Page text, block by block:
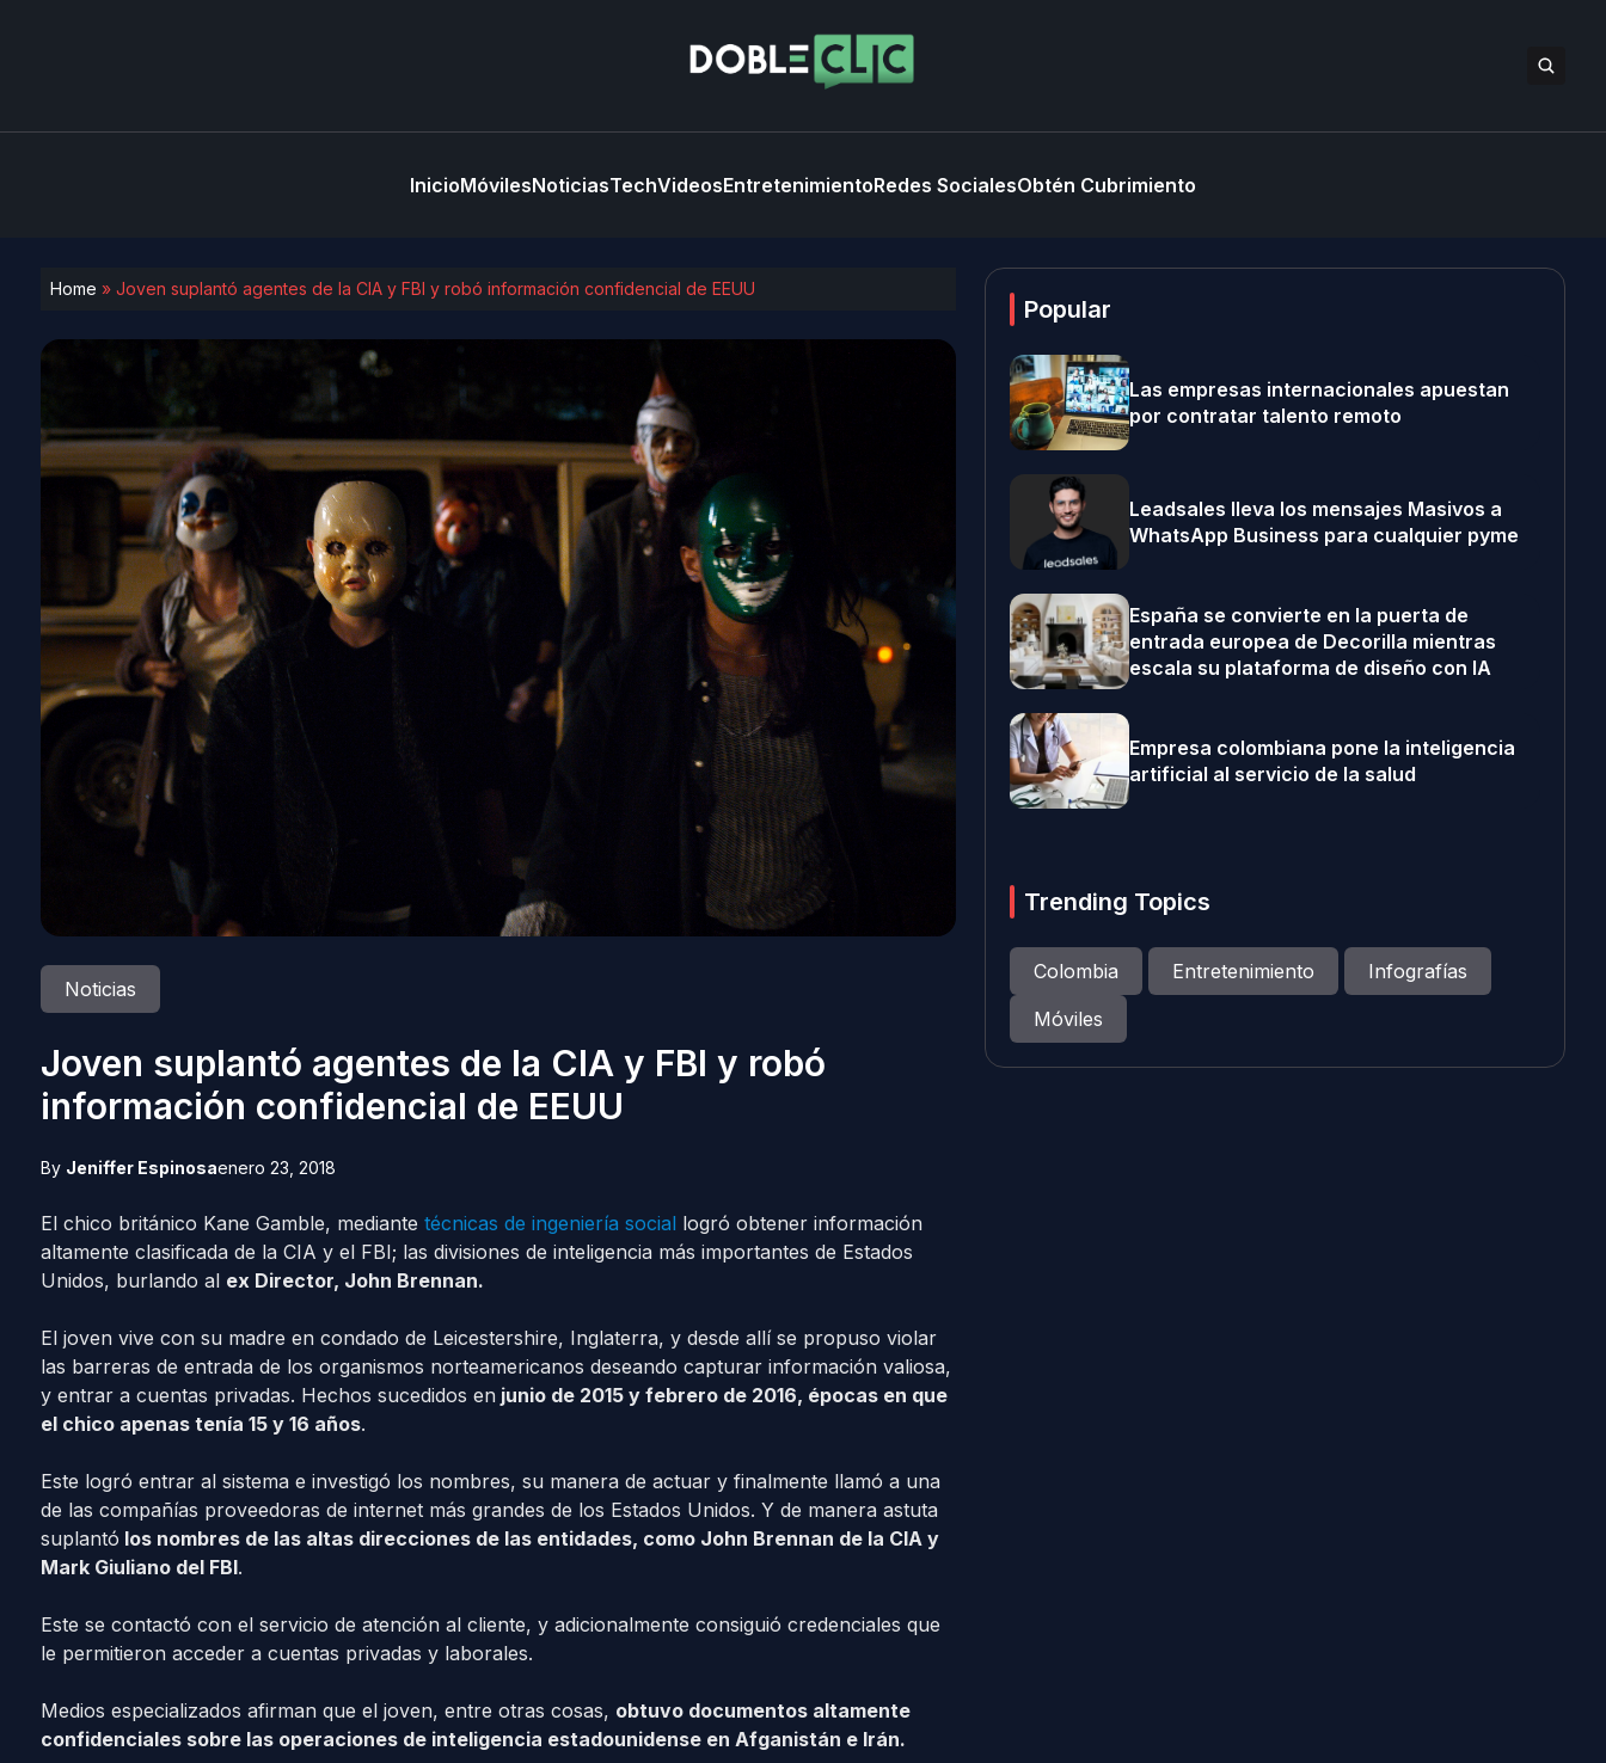
InicioMóvilesNoticiasTechVideosEntretenimientoRedes SocialesObtén Cubrimiento
Home » Joven suplantó agentes de la CIA y FBI y robó información confidencial de EEUU
Noticias
Joven suplantó agentes de la CIA y FBI y robó
información confidencial de EEUU
By Jeniffer Espinosaenero 23, 2018
El chico británico Kane Gamble, mediante técnicas de ingeniería social logró obtener información
altamente clasificada de la CIA y el FBI; las divisiones de inteligencia más importantes de Estados
Unidos, burlando al ex Director, John Brennan.
El joven vive con su madre en condado de Leicestershire, Inglaterra, y desde allí se propuso violar
las barreras de entrada de los organismos norteamericanos deseando capturar información valiosa,
y entrar a cuentas privadas. Hechos sucedidos en junio de 2015 y febrero de 2016, épocas en que
el chico apenas tenía 15 y 16 años.
Este logró entrar al sistema e investigó los nombres, su manera de actuar y finalmente llamó a una
de las compañías proveedoras de internet más grandes de los Estados Unidos. Y de manera astuta
suplantó los nombres de las altas direcciones de las entidades, como John Brennan de la CIA y
Mark Giuliano del FBI.
Este se contactó con el servicio de atención al cliente, y adicionalmente consiguió credenciales que
le permitieron acceder a cuentas privadas y laborales.
Medios especializados afirman que el joven, entre otras cosas, obtuvo documentos altamente
confidenciales sobre las operaciones de inteligencia estadounidense en Afganistán e Irán.
Popular
Las empresas internacionales apuestan
por contratar talento remoto
Leadsales lleva los mensajes Masivos a
WhatsApp Business para cualquier pyme
España se convierte en la puerta de
entrada europea de Decorilla mientras
escala su plataforma de diseño con IA
Empresa colombiana pone la inteligencia
artificial al servicio de la salud
Trending Topics
Colombia Entretenimiento
Infografías
Móviles